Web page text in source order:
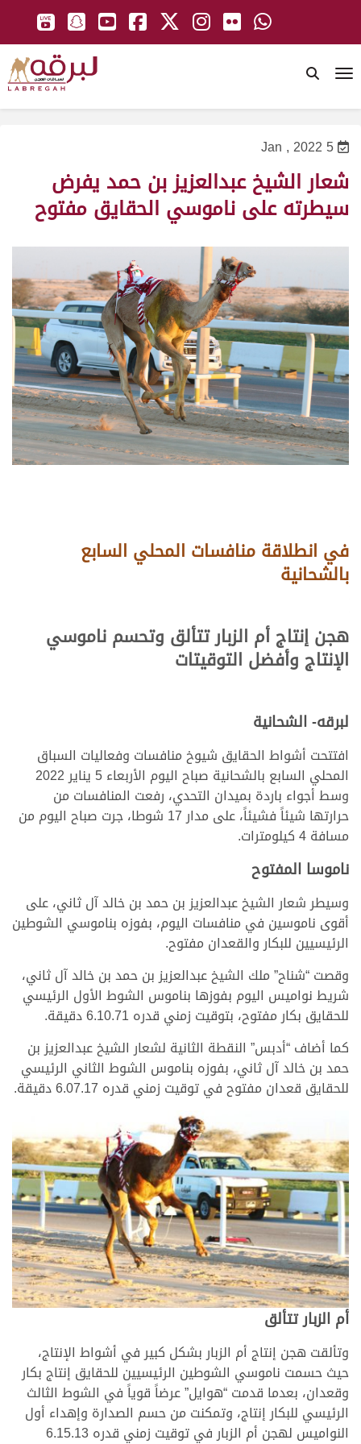
5 Jan , 2022
شعار الشيخ عبدالعزيز بن حمد يفرض
سيطرته على ناموسي الحقايق مفتوح
في انطلاقة منافسات المحلي السابع
بالشحانية
هجن إنتاج أم الزبار تتألق وتحسم ناموسي
الإنتاج وأفضل التوقيتات
لبرقه- الشحانية
افتتحت أشواط الحقايق شيوخ منافسات وفعاليات السباق
المحلي السابع بالشحانية صباح اليوم الأربعاء 5 يناير 2022
وسط أجواء باردة بميدان التحدي، رفعت المنافسات من
حرارتها شيئاً فشيئاً، على مدار 17 شوطا، جرت صباح اليوم من
مسافة 4 كيلومترات.
ناموسا المفتوح
وسيطر شعار الشيخ عبدالعزيز بن حمد بن خالد آل ثاني، على
أقوى ناموسين في منافسات اليوم، بفوزه بناموسي الشوطين
الرئيسيين للبكار والقعدان مفتوح.
وقصت “شناح” ملك الشيخ عبدالعزيز بن حمد بن خالد آل ثاني،
شريط نواميس اليوم بفوزها بناموس الشوط الأول الرئيسي
للحقايق بكار مفتوح، بتوقيت زمني قدره 6.10.71 دقيقة.
كما أضاف “أدبس” النقطة الثانية لشعار الشيخ عبدالعزيز بن
حمد بن خالد آل ثاني، بفوزه بناموس الشوط الثاني الرئيسي
للحقايق قعدان مفتوح في توقيت زمني قدره 6.07.17 دقيقة.
أم الزبار تتألق
وتألقت هجن إنتاج أم الزبار بشكل كبير في أشواط الإنتاج،
حيث حسمت ناموسي الشوطين الرئيسيين للحقايق إنتاج بكار
وقعدان، بعدما قدمت “هوايل” عرضاً قوياً في الشوط الثالث
الرئيسي للبكار إنتاج، وتمكنت من حسم الصدارة وإهداء أول
النواميس لهجن أم الزبار في توقيت زمني قدره 6.15.13